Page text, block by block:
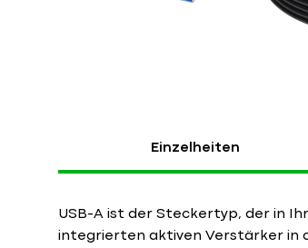
Einzelheiten
USB-A ist der Steckertyp, der in
integrierten aktiven Verstärker in